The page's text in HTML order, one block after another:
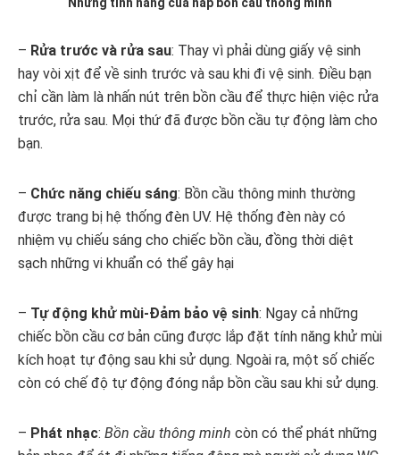
– Rửa trước và rửa sau: Thay vì phải dùng giấy vệ sinh
hay vòi xịt để về sinh trước và sau khi đi vệ sinh. Điều bạn
chỉ cần làm là nhấn nút trên bồn cầu để thực hiện việc rửa
trước, rửa sau. Mọi thứ đã được bồn cầu tự động làm cho
bạn.
– Chức năng chiếu sáng: Bồn cầu thông minh thường
được trang bị hệ thống đèn UV. Hệ thống đèn này có
nhiệm vụ chiếu sáng cho chiếc bồn cầu, đồng thời diệt
sạch những vi khuẩn có thể gây hại
– Tự động khử mùi-Đảm bảo vệ sinh: Ngay cả những
chiếc bồn cầu cơ bản cũng được lắp đặt tính năng khử mùi
kích hoạt tự động sau khi sử dụng. Ngoài ra, một số chiếc
còn có chế độ tự động đóng nắp bồn cầu sau khi sử dụng.
– Phát nhạc: Bồn cầu thông minh còn có thể phát những